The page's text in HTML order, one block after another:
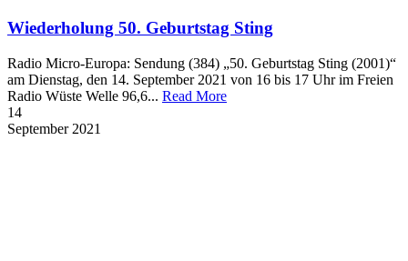
Wiederholung 50. Geburtstag Sting
Radio Micro-Europa: Sendung (384) „50. Geburtstag Sting (2001)“
am Dienstag, den 14. September 2021 von 16 bis 17 Uhr im Freien
Radio Wüste Welle 96,6... Read More
14
September 2021